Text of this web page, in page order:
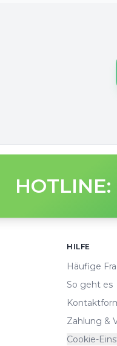
HILFE
Häufige
So geht es
Zahlung &
Cookie-